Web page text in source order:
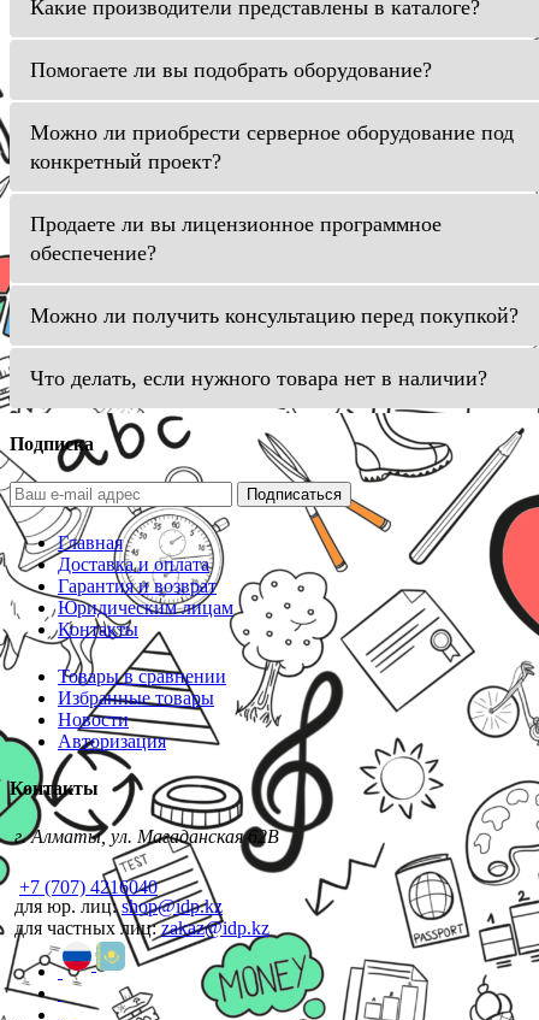
Какие производители представлены в каталоге?
Помогаете ли вы подобрать оборудование?
Можно ли приобрести серверное оборудование под
конкретный проект?
Продаете ли вы лицензионное программное
обеспечение?
Можно ли получить консультацию перед покупкой?
Что делать, если нужного товара нет в наличии?
Подписка
Подписаться
Главная
Доставка и оплата
Гарантия и возврат
Юридическим лицам
Контакты
Товары в сравнении
Избранные товары
Новости
Авторизация
Контакты
г. Алматы, ул. Магаданская 62В
+7 (707) 4216040
для юр. лиц:shop@idp.kz
для частных лиц:zakaz@idp.kz